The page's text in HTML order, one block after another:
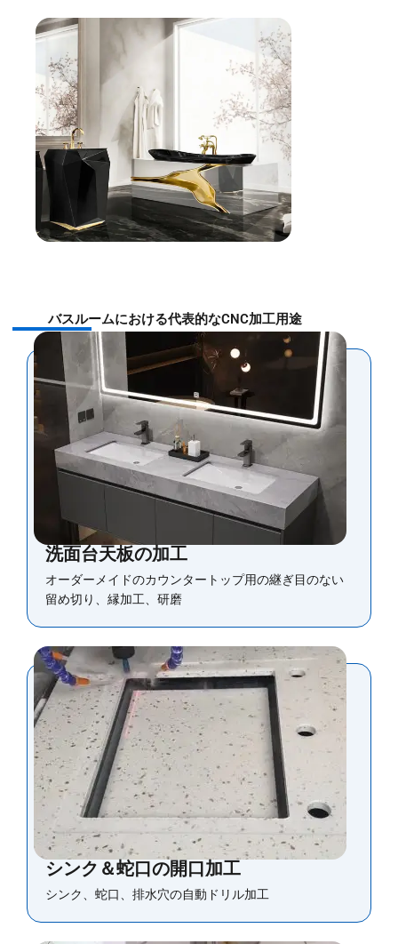
バスルームにおける代表的なCNC加工用途
洗面台天板の加工
オーダーメイドのカウンタートップ用の継ぎ目のない
留め切り、縁加工、研磨
シンク＆蛇口の開口加工
シンク、蛇口、排水穴の自動ドリル加工